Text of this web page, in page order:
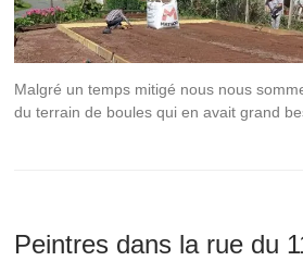
Malgré un temps mitigé nous nous
du terrain de boules qui en avait grand
Peintres dans la rue du